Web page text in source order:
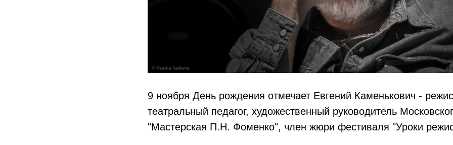
9 ноября День рождения отмечает Евгений Каменькович -
театральный педагог, художественный руководитель
"Мастерская П.Н. Фоменко", член жюри фестиваля "Уроки